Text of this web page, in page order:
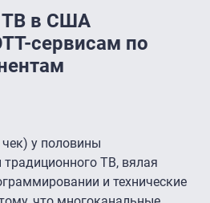
ТВ в США
сервисам по
чек) у половины
ТВ, вялая
и технические